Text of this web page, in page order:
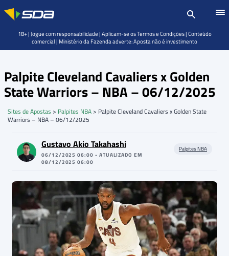
Palpite Cleveland Cavaliers x Golden
State Warriors – NBA – 06/12/2025
Sites de Apostas > Palpites NBA > Palpite Cleveland Cavaliers x Golden State
Warriors – NBA – 06/12/2025
Gustavo Akio Takahashi
06/12/2025 06:00 - ATUALIZADO EM
08/12/2025 06:00
Palpites NBA
18+ | Jogue com responsabilidade | Aplicam-se os Termos e Condições | Conteúdo
comercial | Ministério da Fazenda adverte: Aposta não é investimento